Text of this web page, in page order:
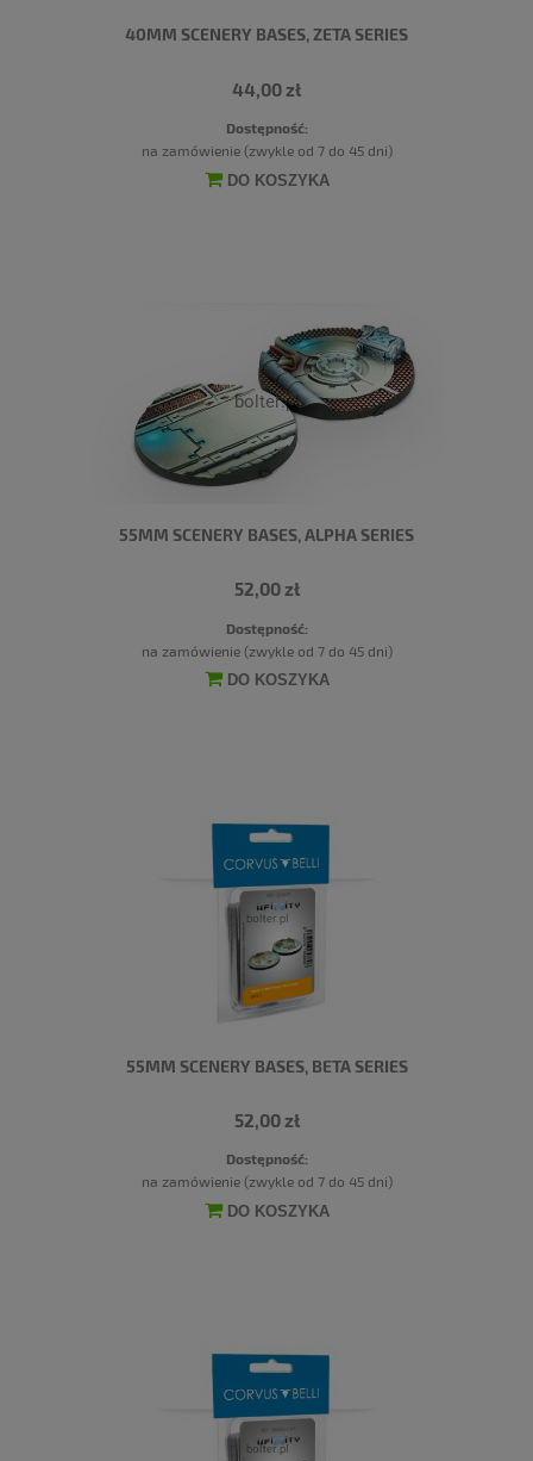
40MM SCENERY BASES, ZETA SERIES
44,00 zł
Dostępność:
na zamówienie (zwykle od 7 do 45 dni)
DO KOSZYKA
55MM SCENERY BASES, ALPHA SERIES
52,00 zł
Dostępność:
na zamówienie (zwykle od 7 do 45 dni)
DO KOSZYKA
55MM SCENERY BASES, BETA SERIES
52,00 zł
Dostępność:
na zamówienie (zwykle od 7 do 45 dni)
DO KOSZYKA